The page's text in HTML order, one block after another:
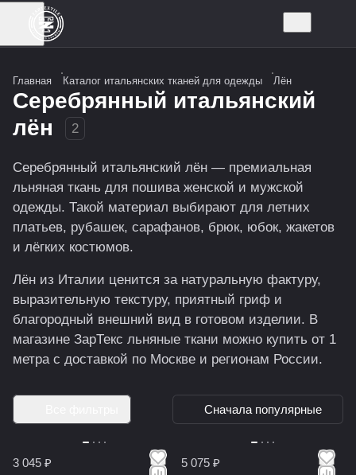
Главная Каталог итальянских тканей для одежды Лён
Серебрянный итальянский
лён
2
Серебрянный итальянский лён — премиальная
льняная ткань для пошива женской и мужской
одежды. Такой материал выбирают для летних
платьев, рубашек, сарафанов, брюк, юбок, жакетов
и лёгких костюмов.
Лён из Италии ценится за натуральную фактуру,
выразительную текстуру, приятный гриф и
благородный внешний вид в готовом изделии. В
магазине ЗарТекс льняные ткани можно купить от 1
метра с доставкой по Москве и регионам России.
Сначала популярные
3 045 ₽
5 075 ₽